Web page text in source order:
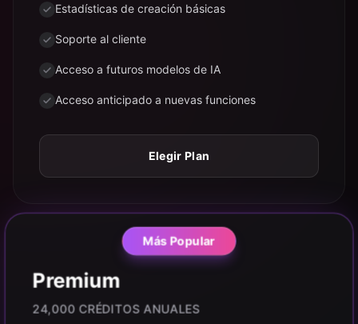
Estadísticas de creación básicas
Soporte al cliente
Acceso a futuros modelos de IA
Acceso anticipado a nuevas funciones
Elegir Plan
Más Popular
Premium
24,000 CRÉDITOS ANUALES